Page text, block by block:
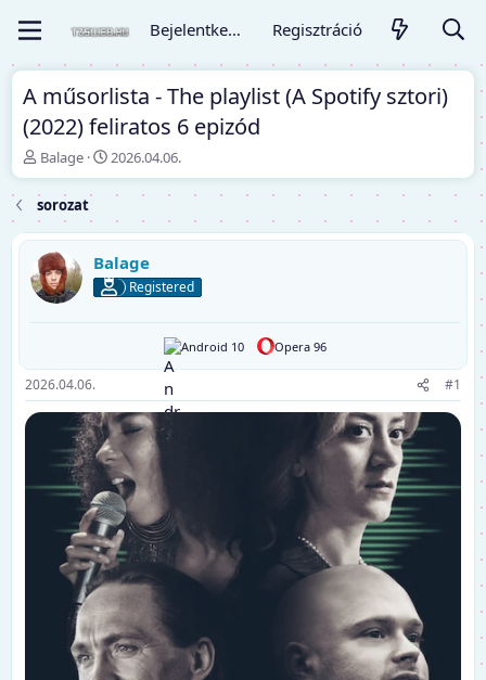
Bejelentkezés Regisztráció
A műsorlista - The playlist (A Spotify sztori)
(2022) feliratos 6 epizód
T
é
m
a
i
n
d
í
Balage
K
e
ő
d
á
t
2026.04.06.
sorozat
Balage
Registered
Android 10 Opera 96
2026.04.06. #1